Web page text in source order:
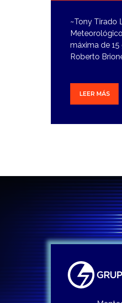
~Tony Tirado
máxima de 15
Roberto
LEER MÁS